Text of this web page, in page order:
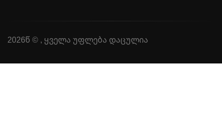
2026წ © , ყველა უფლება დაცულია